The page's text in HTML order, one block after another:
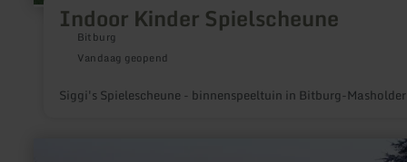
Indoor Kinder Spielscheune
Bitburg
Vandaag geopend
Siggi's Spielescheune - binnenspeeltuin in Bitburg-Masholder